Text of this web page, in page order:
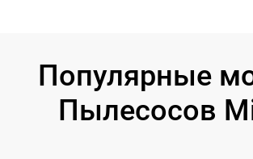
Популярные
Пылесосов